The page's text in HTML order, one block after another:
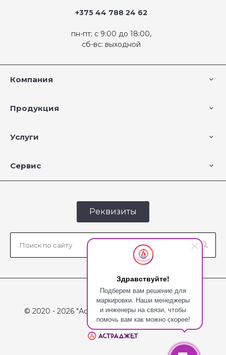
Здравствуйте!
Подберем вам решение для
маркировки. Наши менеджеры
и инженеры на связи, чтобы
помочь вам как можно скорее!
+375 44 788 24 62
пн-пт: с 9:00 до 18:00,
сб-вс: выходной
Компания
Продукция
Услуги
Сервис
Реквизиты
© 2020 - 2026 "Астраджет", Все права защищены